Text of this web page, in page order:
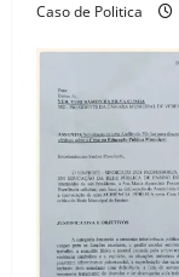
Caso de Politica